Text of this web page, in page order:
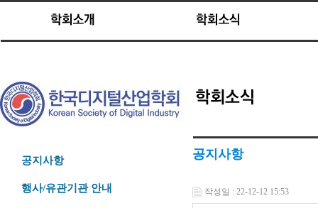
공지사항
행사/유관기관 안내
공지사항
작성일 : 22-12-12 15:53